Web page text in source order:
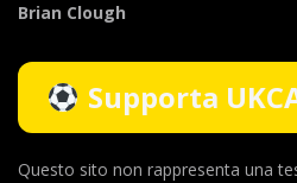
Brian Clough
Supporta
Questo sito non rappresenta una